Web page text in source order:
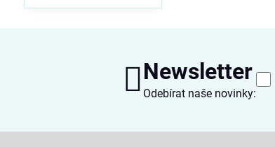
Newsletter
Odebírat naše novinky: